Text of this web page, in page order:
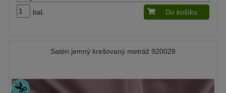
bal. Do košíku
Satén jemný krešovaný metráž 920028